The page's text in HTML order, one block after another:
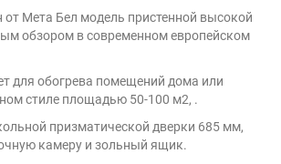
Мета Бел модель пристенной высокой
обзором в современном европейском
для обогрева помещений дома или
стиле площадью 50-100 м2, .
призматической дверки 685 мм,
камеру и зольный ящик.